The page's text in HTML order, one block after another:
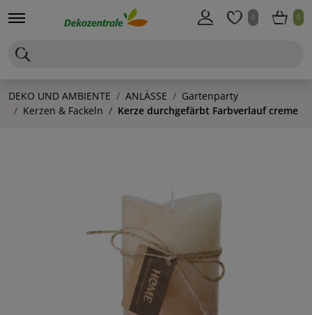
0 0
DEKO UND AMBIENTE ANLÄSSE
Gartenparty
Kerzen & Fackeln
Kerze durchgefärbt Farbverlauf creme